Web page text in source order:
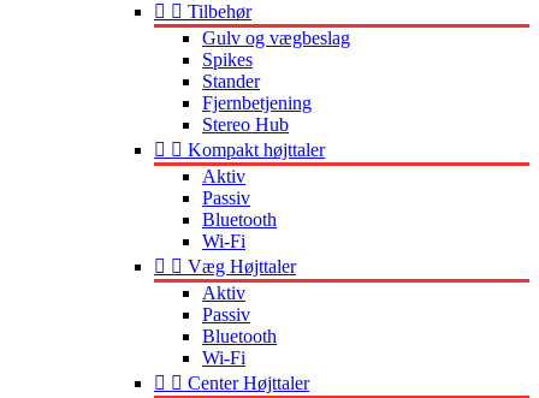
  Tilbehør
Gulv og vægbeslag
Spikes
Stander
Fjernbetjening
Stereo Hub
  Kompakt højttaler
Aktiv
Passiv
Bluetooth
Wi-Fi
  Væg Højttaler
Aktiv
Passiv
Bluetooth
Wi-Fi
  Center Højttaler